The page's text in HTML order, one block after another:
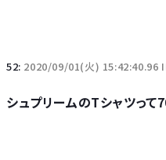
52: 2020/09/01(火) 15:42:40.96
シュプリームのTシャツって